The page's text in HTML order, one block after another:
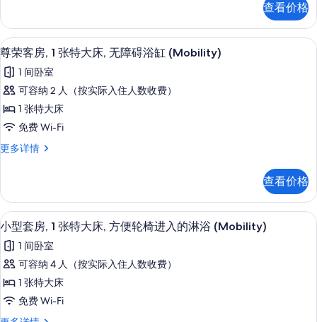
所
有
照
片
息
特
大
床,
无
障
碍
浴
缸
所
有
照
片
1
张
特
大
床,
无
碍
浴
(Mobility)
息
查看价格
显
示
尊
荣
客
1
特
大
床,
无
障
碍
浴
高档床上用品、客房内保险箱、办公
3
尊荣客房, 1 张特大床, 无障碍浴缸 (Mobility)
1 间卧室
可容纳 2 人（按实际入住人数收费）
1 张特大床
免费 Wi-Fi
更多详情
尊
1
张
特
床,
无
碍
浴
查看价格
显
示
小
型
套
高档床上用品、客房内保险箱、办公
2
小型套房, 1 张特大床, 方便轮椅进入的淋浴 (Mobility)
1 间卧室
可容纳 4 人（按实际入住人数收费）
1 张特大床
免费 Wi-Fi